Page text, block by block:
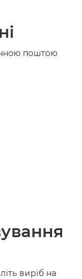
поштою
виріб на